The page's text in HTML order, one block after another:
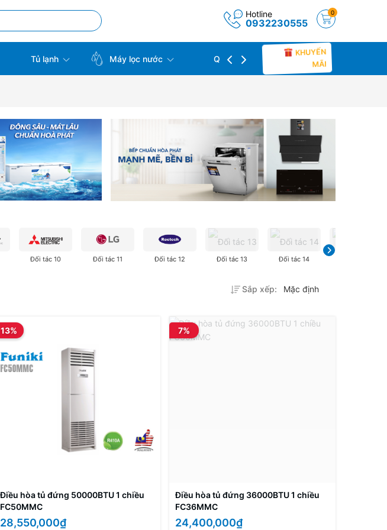
Hotline
0932230555
0
Tủ lạnh Máy lọc nước Quạt làm mát Thiết bị bếp
KHUYẾN
MÃI
Đối tác 10 Đối tác 11 Đối tác 12 Đối tác 13 Đối tác 14
Sắp xếp: Mặc định
13%
Điều hòa tủ đứng 50000BTU 1 chiều
FC50MMC
28,550,000₫
7%
Điều hòa tủ đứng 36000BTU 1 chiều
FC36MMC
24,400,000₫